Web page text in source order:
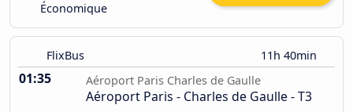
Économique
FlixBus 11h 40min
01:35 Aéroport Paris Charles de Gaulle
Aéroport Paris - Charles de Gaulle - T3